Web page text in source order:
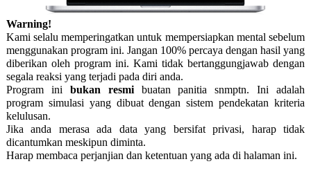
Warning!
Kami selalu memperingatkan untuk mempersiapkan mental sebelum
menggunakan program ini. Jangan 100% percaya dengan hasil yang
diberikan oleh program ini. Kami tidak bertanggungjawab dengan
segala reaksi yang terjadi pada diri anda.
Program ini bukan resmibuatan panitia snmptn. Ini adalah
program simulasi yang dibuat dengan sistem pendekatan kriteria
kelulusan.
Jika anda merasa ada data yang bersifat privasi, harap tidak
dicantumkan meskipun diminta.
Harap membaca perjanjian dan ketentuan yang ada di halaman ini.